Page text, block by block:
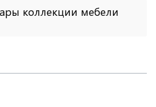
коллекции мебели